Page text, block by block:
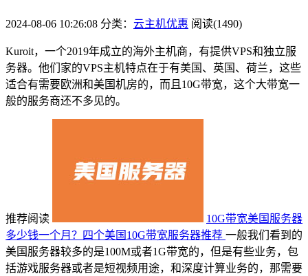
2024-08-06 10:26:08 分类： 云主机优惠 阅读(1490)
Kuroit，一个2019年成立的海外主机商，有提供VPS和独立服
务器。他们家的VPS主机特点在于有美国、英国、荷兰，这些
适合有需要欧洲和美国机房的，而且10G带宽，这个大带宽一
般的服务商还不多见的。
推荐阅读
10G带宽美国服务器
多少钱一个月？四个美国10G带宽服务器推荐 一般我们看到的
美国服务器较多的是100M或者1G带宽的，但是有些业务，包
括游戏服务器或者是短视频用途，和深度计算业务的，那需要